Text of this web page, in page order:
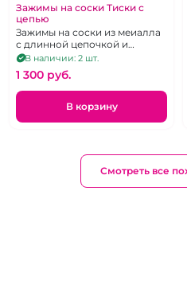
Зажимы на соски Тиски с
цепью
Зажимы на соски из меиалла
с длинной цепочкой и
пластиковыми
наконечниками.
В наличии: 2 шт.
1 300 pуб.
В корзину
Смотреть все